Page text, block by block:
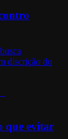
discrição do
que evitar